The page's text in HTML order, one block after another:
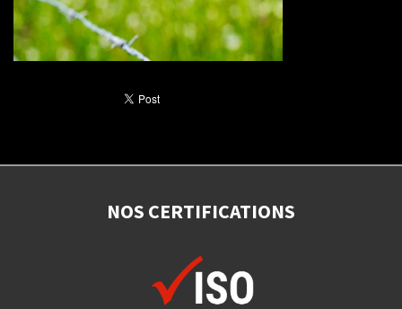
NOS CERTIFICATIONS